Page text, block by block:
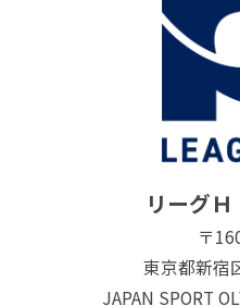
リーグＨ
〒
東京都新宿
JAPAN SPORT